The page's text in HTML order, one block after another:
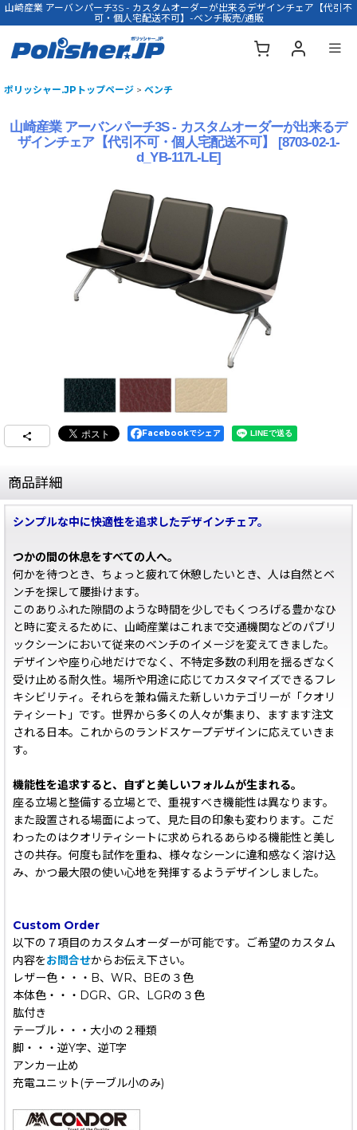
山崎産業 アーバンパーチ3S - カスタムオーダーが出来るデザインチェア【代引不
可・個人宅配送不可】-ベンチ販売/通販
ポリッシャー.JPトップページ > ベンチ
山崎産業 アーバンパーチ3S - カスタムオーダーが出来るデ
ザインチェア【代引不可・個人宅配送不可】
[8703-02-1-
d_YB-117L-LE]
Facebookでシェア
商品詳細
シンプルな中に快適性を追求したデザインチェア。
つかの間の休息をすべての人へ。
何かを待つとき、ちょっと疲れて休憩したいとき、人は自然とベ
ンチを探して腰掛けます。
このありふれた隙間のような時間を少しでもくつろげる豊かなひ
と時に変えるために、山崎産業はこれまで交通機関などのパブリ
ックシーンにおいて従来のベンチのイメージを変えてきました。
デザインや座り心地だけでなく、不特定多数の利用を揺るぎなく
受け止める耐久性。場所や用途に応じてカスタマイズできるフレ
キシビリティ。それらを兼ね備えた新しいカテゴリーが「クオリ
ティシート」です。世界から多くの人々が集まり、ますます注文
される日本。これからのランドスケープデザインに応えていきま
す。
機能性を追求すると、自ずと美しいフォルムが生まれる。
座る立場と整備する立場とで、重視すべき機能性は異なります。
また設置される場面によって、見た目の印象も変わります。こだ
わったのはクオリティシートに求められるあらゆる機能性と美し
さの共存。何度も試作を重ね、様々なシーンに違和感なく溶け込
み、かつ最大限の使い心地を発揮するようデザインしました。
Custom Order
以下の７項目のカスタムオーダーが可能です。ご希望のカスタム
内容をお問合せからお伝え下さい。
レザー色・・・B、WR、BEの３色
本体色・・・DGR、GR、LGRの３色
肱付き
テーブル・・・大小の２種類
脚・・・逆Y字、逆T字
アンカー止め
充電ユニット(テーブル小のみ)